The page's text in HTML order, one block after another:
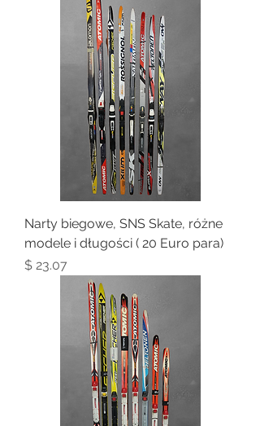
Narty biegowe, SNS Skate, różne
modele i długości ( 20 Euro para)
Price
$ 23.07